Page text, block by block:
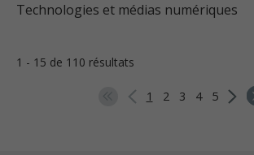
Technologies et médias numériques
1 - 15 de 110 résultats
1 2 3 4 5